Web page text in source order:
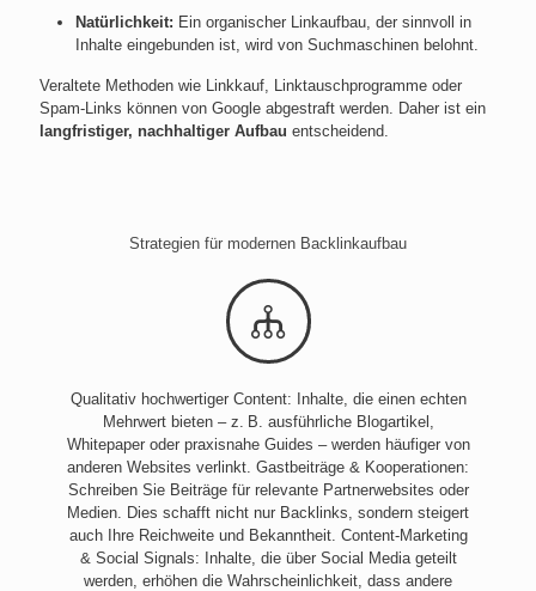
Natürlichkeit: Ein organischer Linkaufbau, der sinnvoll in
Inhalte eingebunden ist, wird von Suchmaschinen belohnt.
Veraltete Methoden wie Linkkauf, Linktauschprogramme oder
Spam-Links können von Google abgestraft werden. Daher ist ein
langfristiger, nachhaltiger Aufbau entscheidend.
Strategien für modernen Backlinkaufbau
Qualitativ hochwertiger Content: Inhalte, die einen echten
Mehrwert bieten – z. B. ausführliche Blogartikel,
Whitepaper oder praxisnahe Guides – werden häufiger von
anderen Websites verlinkt. Gastbeiträge & Kooperationen:
Schreiben Sie Beiträge für relevante Partnerwebsites oder
Medien. Dies schafft nicht nur Backlinks, sondern steigert
auch Ihre Reichweite und Bekanntheit. Content-Marketing
& Social Signals: Inhalte, die über Social Media geteilt
werden, erhöhen die Wahrscheinlichkeit, dass andere